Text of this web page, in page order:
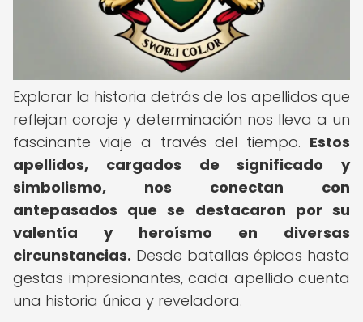
Explorar la historia detrás de los apellidos que
reflejan coraje y determinación nos lleva a un
fascinante viaje a través del tiempo. Estos
apellidos, cargados de significado y
simbolismo, nos conectan con
antepasados que se destacaron por su
valentía y heroísmo en diversas
circunstancias. Desde batallas épicas hasta
gestas impresionantes, cada apellido cuenta
una historia única y reveladora.